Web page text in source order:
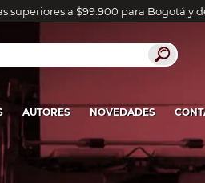
superiores a $99.900 para Bogotá y
AUTORES NOVEDADES